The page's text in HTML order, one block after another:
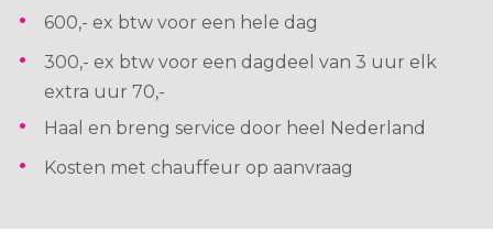
600,- ex btw voor een hele dag
300,- ex btw voor een dagdeel van 3 uur elk
extra uur 70,-
Haal en breng service door heel Nederland
Kosten met chauffeur op aanvraag